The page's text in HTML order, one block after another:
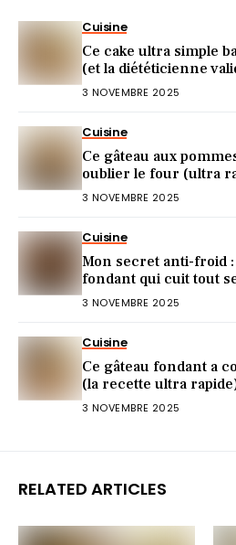
Cuisine
Ce cake ultra simple
(et la diététicienne
3 NOVEMBRE 2025
Cuisine
Ce gâteau aux
oublier le four (ultra
3 NOVEMBRE 2025
Cuisine
Mon secret anti-froid
fondant qui cuit tout
3 NOVEMBRE 2025
Cuisine
Ce gâteau fondant a
(la recette ultra
3 NOVEMBRE 2025
RELATED ARTICLES